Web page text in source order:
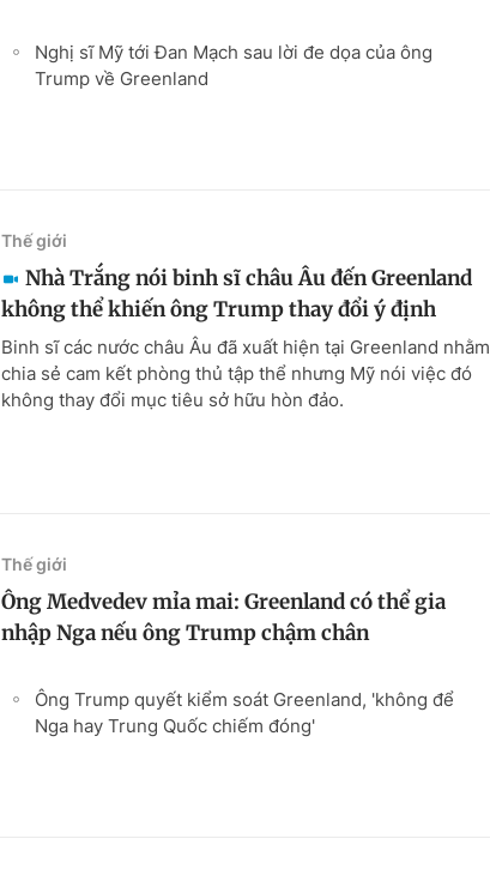
Nghị sĩ Mỹ tới Đan Mạch sau lời đe dọa của ông
Trump về Greenland
Thế giới
Nhà Trắng nói binh sĩ châu Âu đến Greenland
không thể khiến ông Trump thay đổi ý định
Binh sĩ các nước châu Âu đã xuất hiện tại Greenland nhằm
chia sẻ cam kết phòng thủ tập thể nhưng Mỹ nói việc đó
không thay đổi mục tiêu sở hữu hòn đảo.
Thế giới
Ông Medvedev mỉa mai: Greenland có thể gia
nhập Nga nếu ông Trump chậm chân
Ông Trump quyết kiểm soát Greenland, 'không để
Nga hay Trung Quốc chiếm đóng'